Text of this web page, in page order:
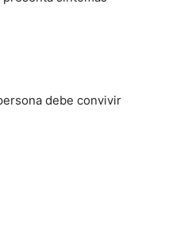
debe convivir